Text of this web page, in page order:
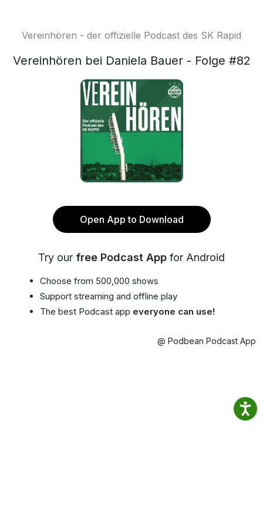
Vereinhören - der offizielle Podcast des SK Rapid
Vereinhören bei Daniela Bauer - Folge #82
Open App to Download
Try our free Podcast App for Android
Choose from 500,000 shows
Support streaming and offline play
The best Podcast app everyone can use!
@ Podbean Podcast App